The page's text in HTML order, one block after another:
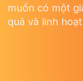
muốn có một
quả và linh